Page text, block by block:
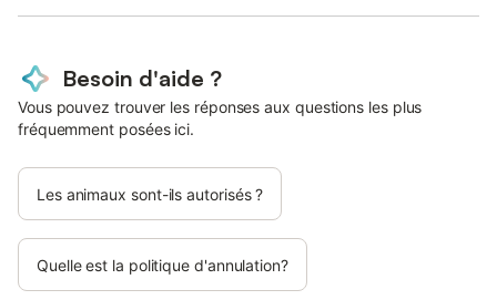
Besoin d'aide ?
Vous pouvez trouver les réponses aux questions les plus
fréquemment posées ici.
Les animaux sont-ils autorisés ?
Quelle est la politique d'annulation?